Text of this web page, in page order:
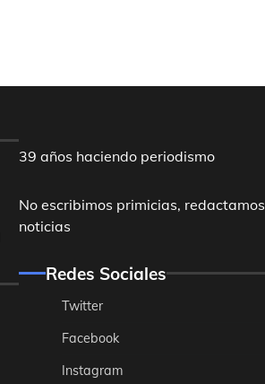
39 años haciendo periodismo
No escribimos primicias, redactamos
noticias
Redes Sociales
Twitter
Facebook
Instagram